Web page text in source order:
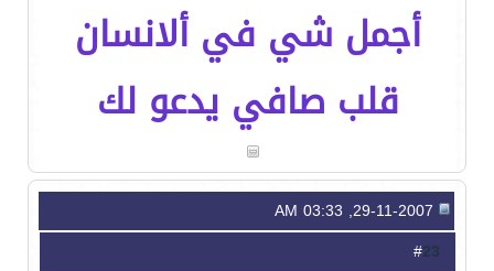
أجمل شي في ألانسان
قلب صافي يدعو لك
23